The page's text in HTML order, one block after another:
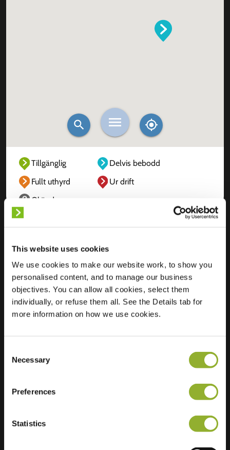
This website uses cookies
We use cookies to make our website work, to show you
personalised content, and to manage our business
objectives. You can allow all cookies, select them
individually, or refuse them all. See the Details tab for
more information on how we use cookies.
Selection
Necessary
Preferences
Statistics
Tillgänglig
Delvis bebodd
Fullt uthyrd
Ur drift
Okänd
Plats
Zuiderpoort 56
6605 HN Wijchen
Nederländerna
Regular Charging 2 of 2 available